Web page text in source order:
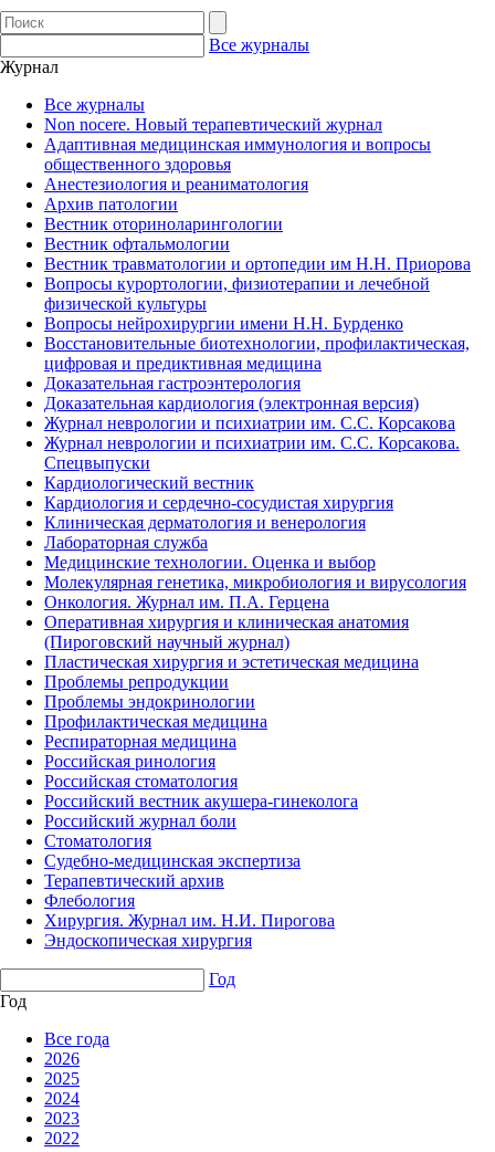
Все журналы
Журнал
Все журналы
Non nocere. Новый терапевтический журнал
Адаптивная медицинская иммунология и вопросы
общественного здоровья
Анестезиология и реаниматология
Архив патологии
Вестник оториноларингологии
Вестник офтальмологии
Вестник травматологии и ортопедии им Н.Н. Приорова
Вопросы курортологии, физиотерапии и лечебной
физической культуры
Вопросы нейрохирургии имени Н.Н. Бурденко
Восстановительные биотехнологии, профилактическая,
цифровая и предиктивная медицина
Доказательная гастроэнтерология
Доказательная кардиология (электронная версия)
Журнал неврологии и психиатрии им. С.С. Корсакова
Журнал неврологии и психиатрии им. С.С. Корсакова.
Спецвыпуски
Кардиологический вестник
Кардиология и сердечно-сосудистая хирургия
Клиническая дерматология и венерология
Лабораторная служба
Медицинские технологии. Оценка и выбор
Молекулярная генетика, микробиология и вирусология
Онкология. Журнал им. П.А. Герцена
Оперативная хирургия и клиническая анатомия
(Пироговский научный журнал)
Пластическая хирургия и эстетическая медицина
Проблемы репродукции
Проблемы эндокринологии
Профилактическая медицина
Респираторная медицина
Российская ринология
Российская стоматология
Российский вестник акушера-гинеколога
Российский журнал боли
Стоматология
Судебно-медицинская экспертиза
Терапевтический архив
Флебология
Хирургия. Журнал им. Н.И. Пирогова
Эндоскопическая хирургия
Год
Год
Все года
2026
2025
2024
2023
2022